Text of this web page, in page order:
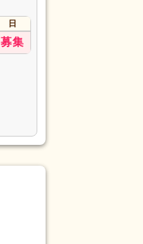
日
募集